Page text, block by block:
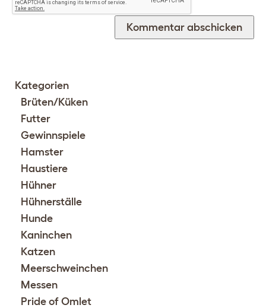
Kategorien
Brüten/Küken
Futter
Gewinnspiele
Hamster
Haustiere
Hühner
Hühnerställe
Hunde
Kaninchen
Katzen
Meerschweinchen
Messen
Pride of Omlet